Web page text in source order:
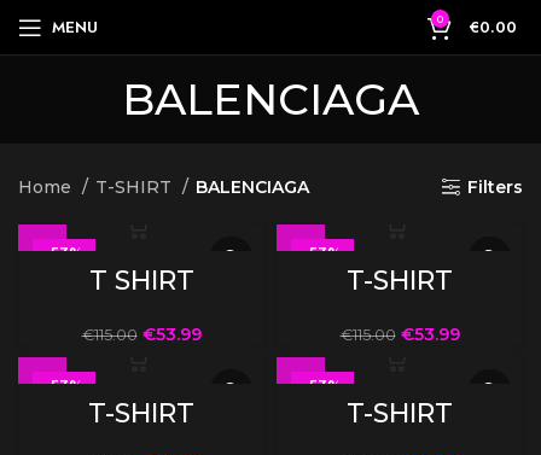
MENU 0 €0.00
BALENCIAGA
Home T-SHIRT BALENCIAGA Filters
-53%
T SHIRT
€115.00 €53.99
-53%
T-SHIRT
€115.00 €53.99
-53%
T-SHIRT
-53%
T-SHIRT